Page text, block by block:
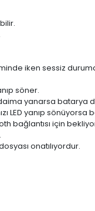
iken sessiz
söner.
daima yanarsa
LED yanıp
bağlantısı için
onatılıyordur.